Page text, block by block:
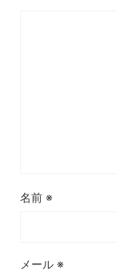
名前 ※
メール ※